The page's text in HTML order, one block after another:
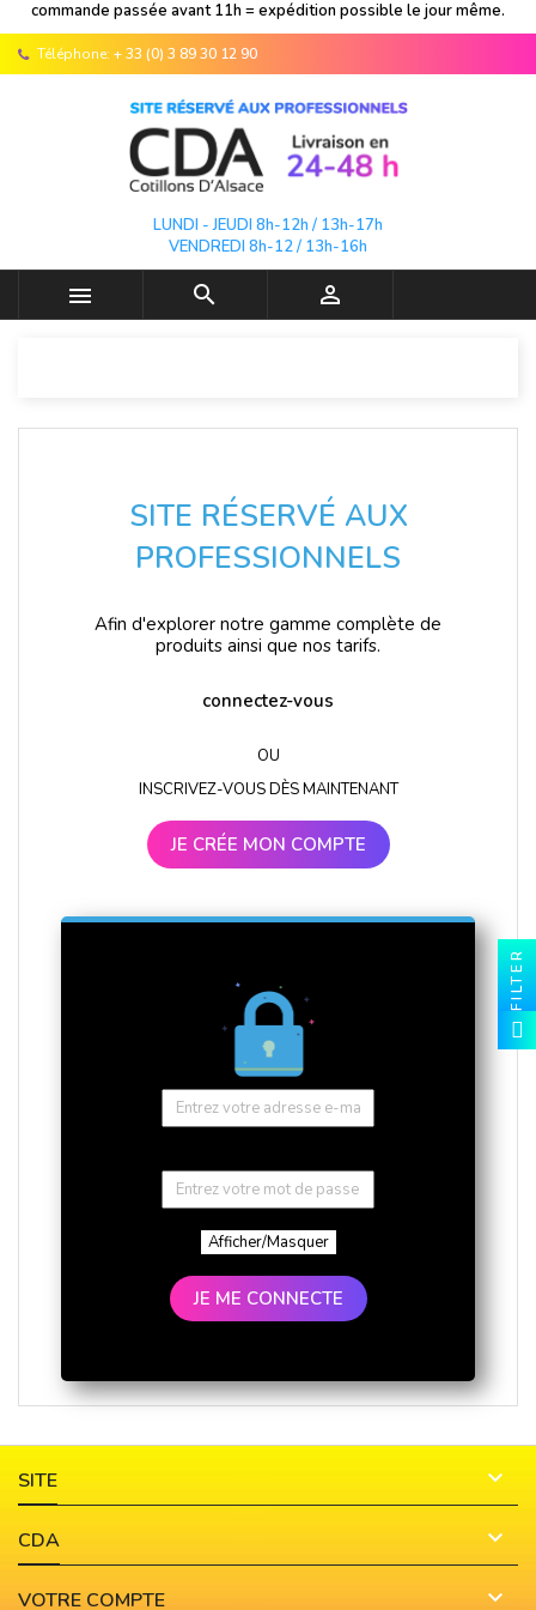
commande passée avant 11h = expédition possible le jour même.
Téléphone: + 33 (0) 3 89 30 12 90
LUNDI - JEUDI 8h-12h / 13h-17h
VENDREDI 8h-12 / 13h-16h
  
SITE RÉSERVÉ AUX
PROFESSIONNELS
Afin d'explorer notre gamme complète de
produits ainsi que nos tarifs.
connectez-vous
OU
INSCRIVEZ-VOUS DÈS MAINTENANT
JE CRÉE MON COMPTE
Afficher/Masquer
JE ME CONNECTE
SITE 
CDA 
VOTRE COMPTE 
FILTER